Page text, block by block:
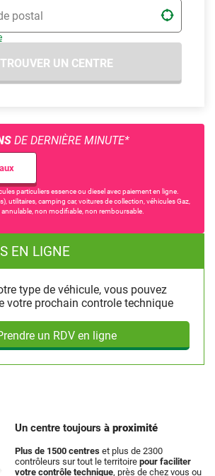
postal
TROUVER UN CENTRE
DE DERNIÈRE MINUTE*
particuliers essence ou diesel avec paiement en ligne.
utilitaires, camping car, voitures de collection, véhicules Gaz,
non modifiable, non remboursable.
EN LIGNE
type de véhicule, vous pouvez
votre prochain controle technique
un RDV en ligne
Un centre toujours à proximité
Plus de 1500 centres et plus de 2300
contrôleurs sur tout le territoire pour faciliter
votre contrôle technique, près de chez vous ou